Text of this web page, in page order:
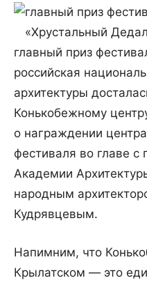
главный приз
«Хрустальный
главный приз
российская
архитектуры
Конькобежному
о награждении
фестиваля во главе с
Академии
народным
Кудрявцевым.
Напимним, что
Крылатском — это